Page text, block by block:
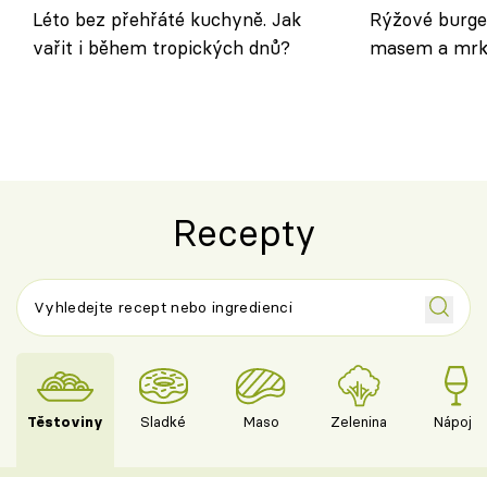
Léto bez přehřáté kuchyně. Jak
vařit i během tropických dnů?
Rýžové
masem a
Recepty
Těstoviny Sladké Maso Zelenina Nápoje